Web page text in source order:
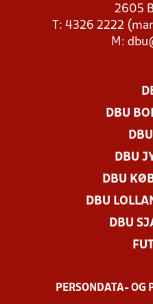
2605
T: 4326 2222
M:
DBU
DBU
DBU
DBU
DBU
PERSONDATA- OG